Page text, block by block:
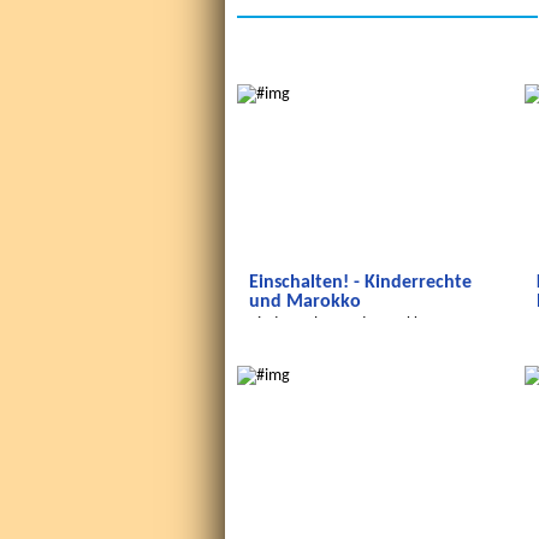
Einschalten! - Kinderrechte
und Marokko